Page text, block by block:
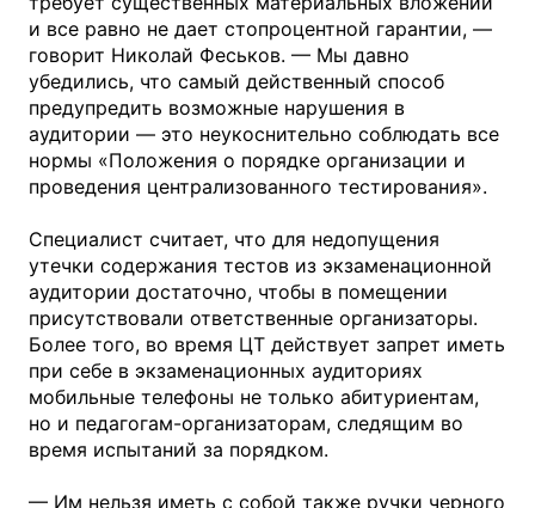
и все равно не дает стопроцентной гарантии, —
говорит Николай Феськов. — Мы давно
убедились, что самый действенный способ
предупредить возможные нарушения в
аудитории — это неукоснительно соблюдать все
нормы «Положения о порядке организации и
проведения централизованного тестирования».
Специалист считает, что для недопущения
утечки содержания тестов из экзаменационной
аудитории достаточно, чтобы в помещении
присутствовали ответственные организаторы.
Более того, во время ЦТ действует запрет иметь
при себе в экзаменационных аудиториях
мобильные телефоны не только абитуриентам,
но и педагогам-организаторам, следящим во
время испытаний за порядком.
— Им нельзя иметь с собой также ручки черного